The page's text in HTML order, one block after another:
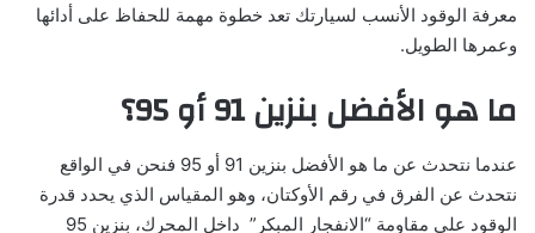
معرفة الوقود الأنسب لسيارتك تعد خطوة مهمة للحفاظ على أدائها
وعمرها الطويل.
ما هو الأفضل بنزين 91 أو 95؟
عندما نتحدث عن ما هو الأفضل بنزين 91 أو 95 فنحن في الواقع
نتحدث عن الفرق في رقم الأوكتان، وهو المقياس الذي يحدد قدرة
الوقود على مقاومة “الانفجار المبكر” داخل المحرك، بنزين 95